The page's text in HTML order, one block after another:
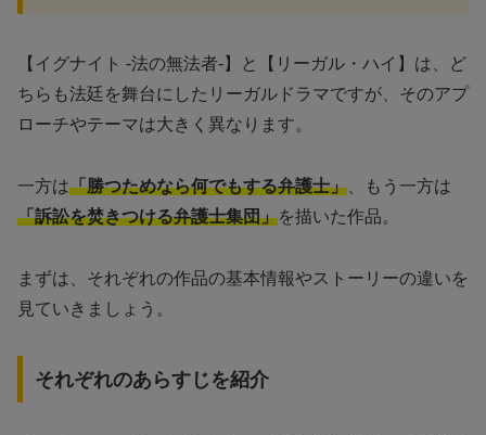
【イグナイト -法の無法者-】と【リーガル・ハイ】は、ど
ちらも法廷を舞台にしたリーガルドラマですが、そのアプ
ローチやテーマは大きく異なります。
一方は「勝つためなら何でもする弁護士」 、もう一方は
「訴訟を焚きつける弁護士集団」を描いた作品。
まずは、それぞれの作品の基本情報やストーリーの違いを
見ていきましょう。
それぞれのあらすじを紹介